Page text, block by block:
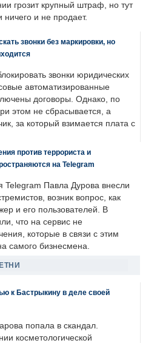
грозит крупный штраф, но тут
и не продает.
звонки без маркировки, но
звонки юридических
автоматизированные
договоры. Однако, по
этом не сбрасывается, а
за который взимается плата с
против террориста и
на Telegram
Telegram Павла Дурова внесли
возник вопрос, как
и его пользователей. В
что на сервис не
которые в связи с этим
самого бизнесмена.
к Бастрыкину в деле своей
попала в скандал.
косметологической